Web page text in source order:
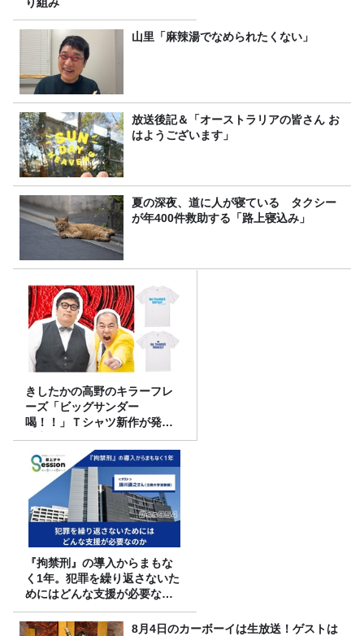
山里「麻辣湯でなめられたくない」
放送後記＆「オーストラリアの皆さん お
はようございます」
夏の深夜、道に人が寝ている タクシー
が年400件救助する「路上寝込み」
きしたかの高野のキラーフレ
ーズ「ビッグサンダー
喝！！」Ｔシャツ新作が発売
決定！
『拘禁刑』の導入からまもな
く1年。犯罪を繰り返さないた
めにはどんな支援が必要なの
か
8月4日のカーボーイは生放送！ゲストは